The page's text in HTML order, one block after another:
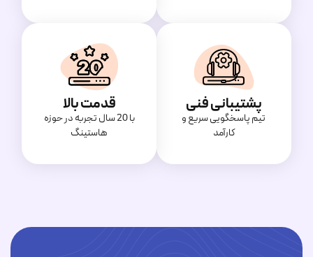
پشتیبانی فنی
تیم پاسخگویی سریع و
کارآمد
قدمت بالا
با 20 سال تجربه در حوزه
هاستینگ